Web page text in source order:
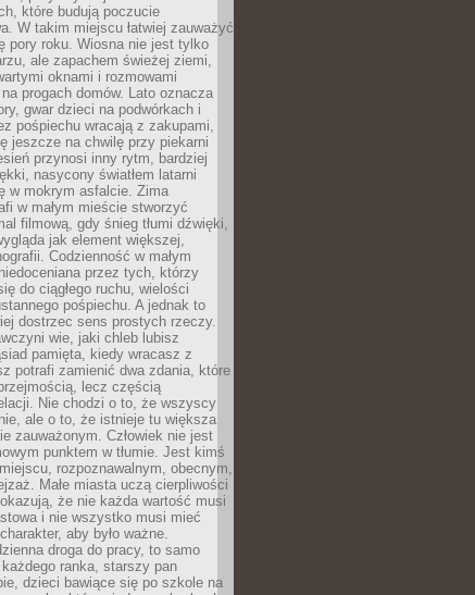
które budują poczucie
W takim miejscu łatwiej zauważyć
pory roku. Wiosna nie jest tylko
ale zapachem świeżej ziemi,
oknami i rozmowami
progach domów. Lato oznacza
gwar dzieci na podwórkach i
pośpiechu wracają z zakupami,
jeszcze na chwilę przy piekarni
przynosi inny rytm, bardziej
nasycony światłem latarni
w mokrym asfalcie. Zima
w małym mieście stworzyć
filmową, gdy śnieg tłumi dźwięki,
jak element większej,
Codzienność w małym
przez tych, którzy
do ciągłego ruchu, wielości
pośpiechu. A jednak to
dostrzec sens prostych rzeczy.
wie, jaki chleb lubisz
pamięta, kiedy wracasz z
potrafi zamienić dwa zdania, które
lecz częścią
Nie chodzi o to, że wszyscy
ale o to, że istnieje tu większa
zauważonym. Człowiek nie jest
punktem w tłumie. Jest kimś
rozpoznawalnym, obecnym,
Małe miasta uczą cierpliwości
że nie każda wartość musi
i nie wszystko musi mieć
aby było ważne.
droga do pracy, to samo
ranka, starszy pan
dzieci bawiące się po szkole na